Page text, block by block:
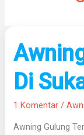
Di
1 Komentar /
Awning Gulung
Awning
Gulung
Terbaik
Di
Sukabumi